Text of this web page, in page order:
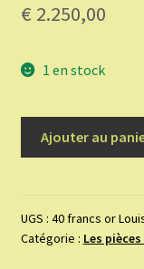
€ 2.250,00
1 en stock
or
Louis-
Ajouter au
UGS : 40 francs or
Catégorie : Les pièces